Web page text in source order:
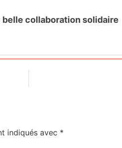
belle collaboration solidaire
indiqués avec *